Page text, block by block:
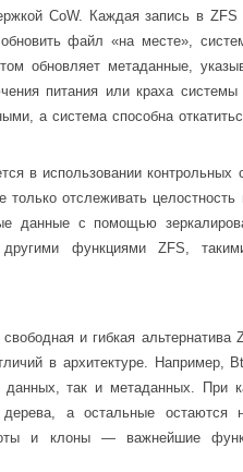
CoW. Каждая запись в
файл «на месте»,
обновляет метаданные,
питания или краха системы
а система способна
в использовании
отслеживать
данные с помощью
функциями ZFS,
и гибкая
в архитектуре. Например,
данных, так и метаданных. При
а остальные остаются
и клоны — важнейшие